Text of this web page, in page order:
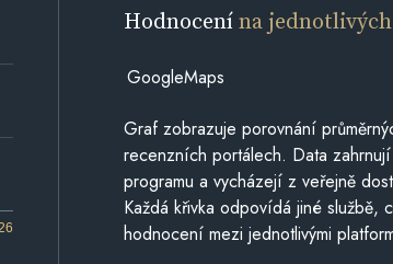
Hodnocenína
GoogleMaps
Graf zobrazuje porovnání
recenzních portálech. Data
programu a vycházejí z veřejně
Každá křivka odpovídá jiné službě,
hodnocení mezi jednotlivými